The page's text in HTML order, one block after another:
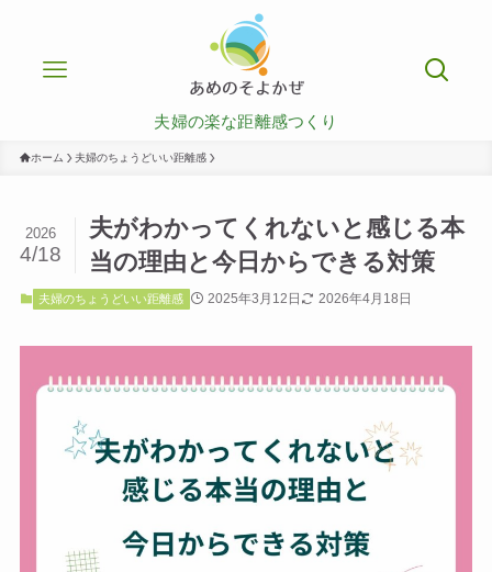
夫婦の楽な距離感つくり
ホーム 夫婦のちょうどいい距離感
夫がわかってくれないと感じる本
当の理由と今日からできる対策
2026
4/18
夫婦のちょうどいい距離感 2025年3月12日 2026年4月18日